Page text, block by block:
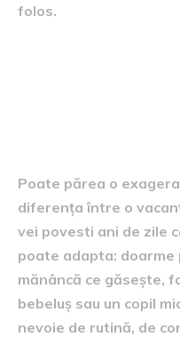
folos.
Poate părea o
diferența între o
vei povesti ani de zile
poate adapta: doarme
mănâncă ce găsește,
bebeluș sau un copil
nevoie de rutină, de